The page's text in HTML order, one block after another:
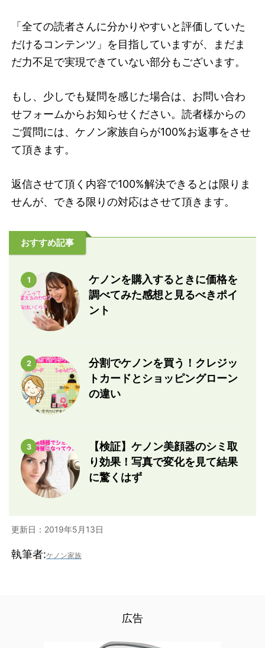
「全ての読者さんに分かりやすいと評価していた
だけるコンテンツ」を目指していますが、まだま
だ力不足で実現できていない部分もございます。
もし、少しでも疑問を感じた場合は、お問い合わ
せフォームからお知らせください。読者様からの
ご質問には、ケノン家族自らが100%お返事をさせ
て頂きます。
返信させて頂く内容で100%解決できるとは限りま
せんが、できる限りの対応はさせて頂きます。
おすすめ記事
1
ケノンを購入するときに価格を
調べてみた感想と見るべきポイ
ント
2
分割でケノンを買う！クレジッ
トカードとショッピングローン
の違い
3
【検証】ケノン美顔器のシミ取
り効果！写真で変化を見て結果
に驚くはず
更新日： 2019年5月13日
執筆者:ケノン家族
広告